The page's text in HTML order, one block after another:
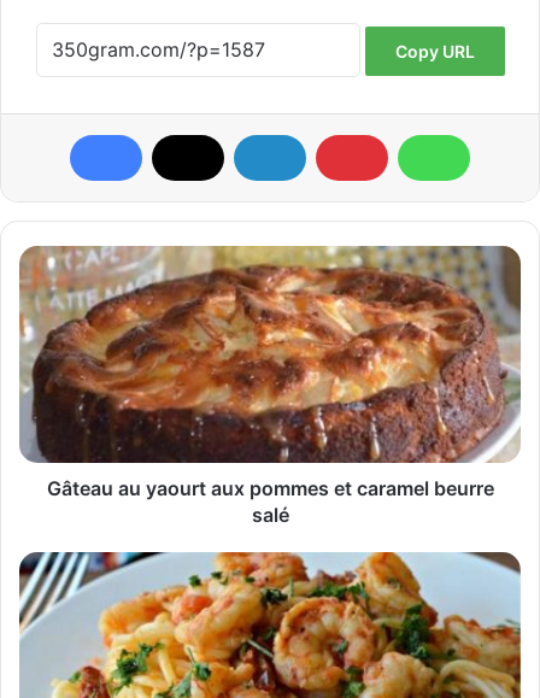
Copy URL
Gâteau au yaourt aux pommes et caramel beurre
salé